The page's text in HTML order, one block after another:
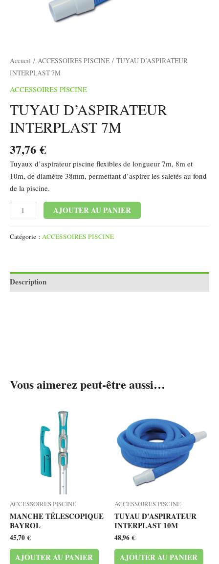
Accueil / ACCESSOIRES PISCINE / TUYAU D’ASPIRATEUR
INTERPLAST 7M
ACCESSOIRES PISCINE
TUYAU D’ASPIRATEUR
INTERPLAST 7M
37,76€
Tuyaux d’aspirateur piscine flexibles de longueur 7m, 8m et
10m, de diamètre 38mm, permettant d’aspirer les saletés au fond
de la piscine.
AJOUTER AU PANIER
Catégorie : ACCESSOIRES PISCINE
Description
Vous aimerez peut-être aussi…
ACCESSOIRES PISCINE
MANCHE TÉLESCOPIQUE
BAYROL
45,70€
AJOUTER AU PANIER
ACCESSOIRES PISCINE
TUYAU D’ASPIRATEUR
INTERPLAST 10M
48,96€
AJOUTER AU PANIER